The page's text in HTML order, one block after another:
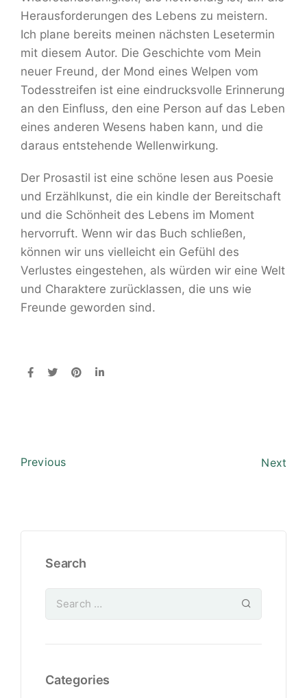
Herausforderungen des Lebens zu meistern.
Ich plane bereits meinen nächsten Lesetermin
mit diesem Autor. Die Geschichte vom Mein
neuer Freund, der Mond eines Welpen vom
Todesstreifen ist eine eindrucksvolle Erinnerung
an den Einfluss, den eine Person auf das Leben
eines anderen Wesens haben kann, und die
daraus entstehende Wellenwirkung.
Der Prosastil ist eine schöne lesen aus Poesie
und Erzählkunst, die ein kindle der Bereitschaft
und die Schönheit des Lebens im Moment
hervorruft. Wenn wir das Buch schließen,
können wir uns vielleicht ein Gefühl des
Verlustes eingestehen, als würden wir eine Welt
und Charaktere zurücklassen, die uns wie
Freunde geworden sind.
Previous Next
Search
Categories